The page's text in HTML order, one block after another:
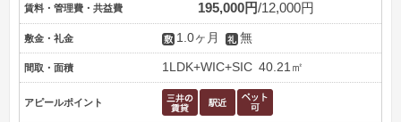
賃料・管理費・共益費 195,000円 12,000円
敷金・礼金 1.0ヶ月 無
間取・面積 1LDK+WIC+SIC 40.21㎡
アピールポイント